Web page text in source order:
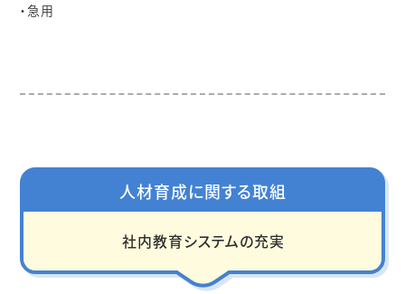
・急用
人材育成に関する取組
社内教育システムの充実